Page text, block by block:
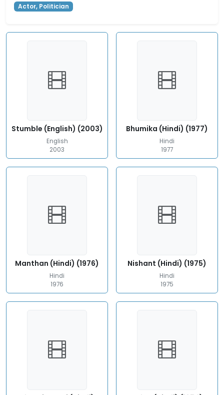
Actor, Politician
Stumble (English) (2003)
English
2003
Bhumika (Hindi) (1977)
Hindi
1977
Manthan (Hindi) (1976)
Hindi
1976
Nishant (Hindi) (1975)
Hindi
1975